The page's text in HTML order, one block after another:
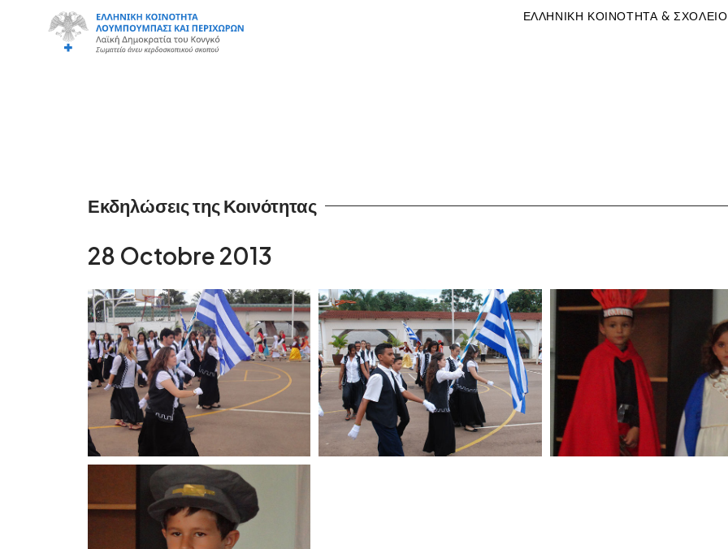
ΕΛΛΗΝΙΚΗ ΚΟΙΝΟΤΗΤΑ & ΣΧΟΛΕΙΟ
Εκδηλώσεις της Κοινότητας
28 Octobre 2013